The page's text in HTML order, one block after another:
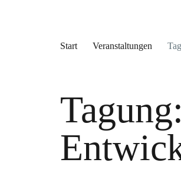
Start Veranstaltungen